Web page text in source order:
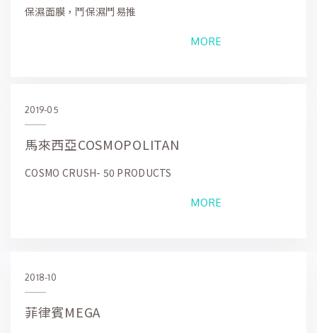
保濕面膜，鬥保濕鬥易推
MORE
2019-05
馬來西亞COSMOPOLITAN
COSMO CRUSH- 50 PRODUCTS
MORE
2018-10
菲律賓MEGA